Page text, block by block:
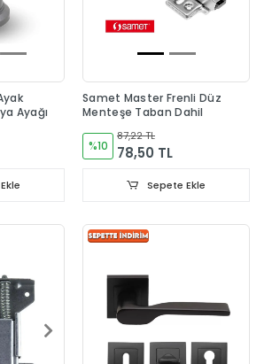
Ayağı
Samet Master Frenli Düz
Menteşe Taban Dahil
%10
87,22 TL
78,50 TL
Sepete Ekle